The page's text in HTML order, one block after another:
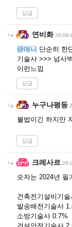
답글
연비화 26-06-
@애니 단순히 한
기술사 >>> 넘사
이런느낌
답글
누구나평등
불법이긴 하지만
답글
크레사르 26-
숫자는 2024년 필
건축전기설비기
발송배전기술사
소방기술사 0.7%